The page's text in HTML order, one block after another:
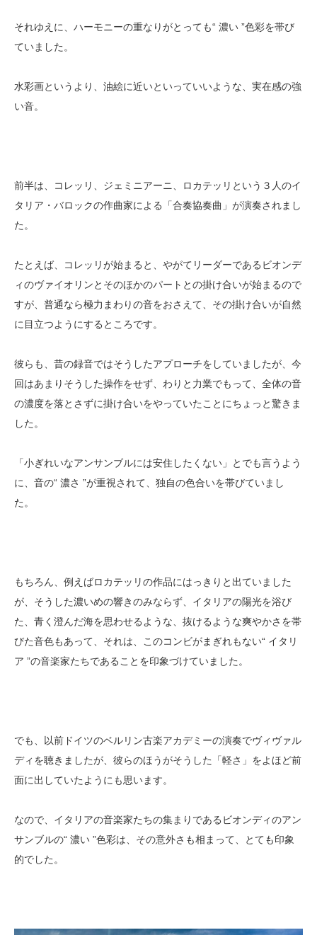
それゆえに、ハーモニーの重なりがとっても“ 濃い ”色彩を帯び
ていました。
水彩画というより、油絵に近いといっていいような、実在感の強
い音。
前半は、コレッリ、ジェミニアーニ、ロカテッリという３人のイ
タリア・バロックの作曲家による「合奏協奏曲」が演奏されまし
た。
たとえば、コレッリが始まると、やがてリーダーであるビオンデ
ィのヴァイオリンとそのほかのパートとの掛け合いが始まるので
すが、普通なら極力まわりの音をおさえて、その掛け合いが自然
に目立つようにするところです。
彼らも、昔の録音ではそうしたアプローチをしていましたが、今
回はあまりそうした操作をせず、わりと力業でもって、全体の音
の濃度を落とさずに掛け合いをやっていたことにちょっと驚きま
した。
「小ぎれいなアンサンブルには安住したくない」とでも言うよう
に、音の“ 濃さ ”が重視されて、独自の色合いを帯びていまし
た。
もちろん、例えばロカテッリの作品にはっきりと出ていました
が、そうした濃いめの響きのみならず、イタリアの陽光を浴び
た、青く澄んだ海を思わせるような、抜けるような爽やかさを帯
びた音色もあって、それは、このコンビがまぎれもない“ イタリ
ア ”の音楽家たちであることを印象づけていました。
でも、以前ドイツのベルリン古楽アカデミーの演奏でヴィヴァル
ディを聴きましたが、彼らのほうがそうした「軽さ」をよほど前
面に出していたようにも思います。
なので、イタリアの音楽家たちの集まりであるビオンディのアン
サンブルの“ 濃い ”色彩は、その意外さも相まって、とても印象
的でした。